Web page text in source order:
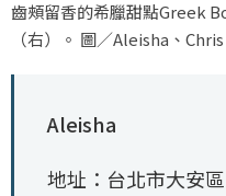
齒頰留香的希臘甜點Greek
（右）。 圖／Aleisha、
Aleisha
地址：台北市大安